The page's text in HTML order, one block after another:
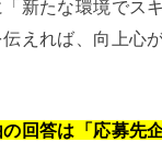
新たな環境でス
えれば、向上心
回答は「応募先